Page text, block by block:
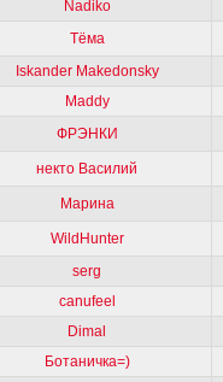
Nadiko
Тёма
Iskander Makedonsky
Maddy
ФРЭНКИ
некто Василий
Марина
WildHunter
serg
canufeel
Dimal
Ботаничка=)